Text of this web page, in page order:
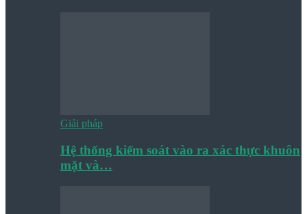
Giải pháp
Hệ thống kiểm soát vào ra xác thực khuôn
mặt và…